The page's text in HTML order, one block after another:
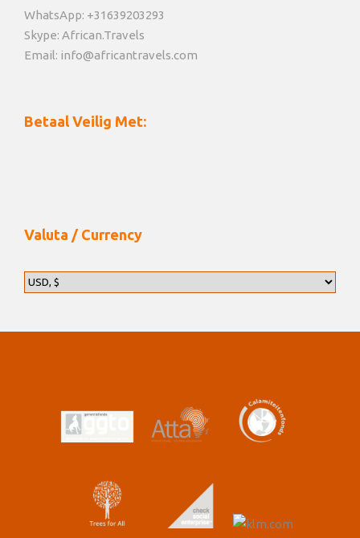
WhatsApp: +31639203293
Skype: African.Travels
Email: info@africantravels.com
Betaal Veilig Met:
Valuta / Currency